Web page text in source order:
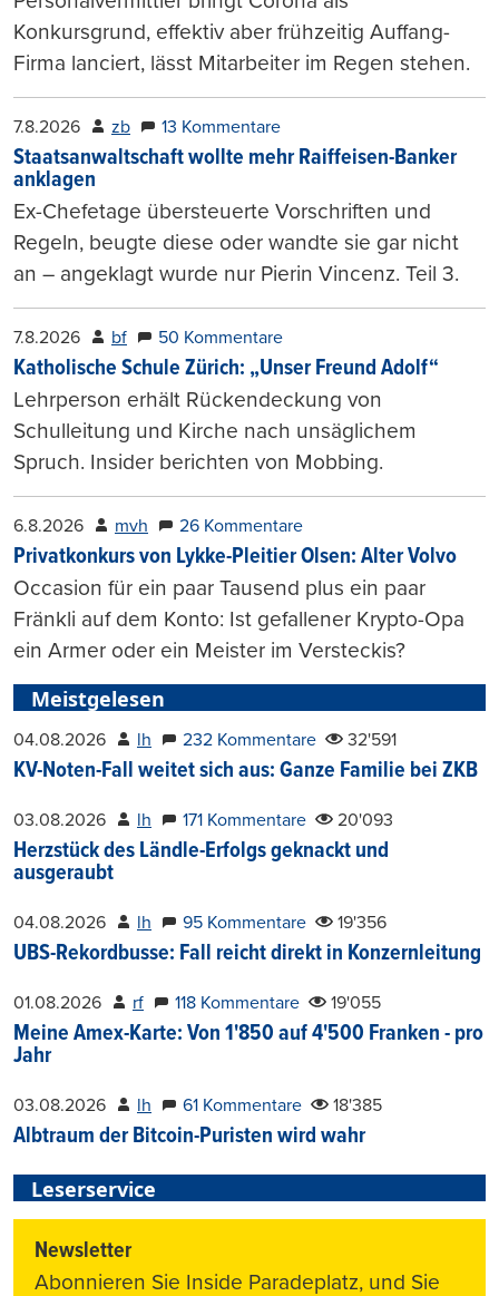
Konkursgrund, effektiv aber frühzeitig Auffang-
Firma lanciert, lässt Mitarbeiter im Regen stehen.
7.8.2026 zb 13 Kommentare
Staatsanwaltschaft wollte mehr Raiffeisen-Banker
anklagen
Ex-Chefetage übersteuerte Vorschriften und
Regeln, beugte diese oder wandte sie gar nicht
an – angeklagt wurde nur Pierin Vincenz. Teil 3.
7.8.2026 bf 50 Kommentare
Katholische Schule Zürich: „Unser Freund Adolf“
Lehrperson erhält Rückendeckung von
Schulleitung und Kirche nach unsäglichem
Spruch. Insider berichten von Mobbing.
6.8.2026 mvh 26 Kommentare
Privatkonkurs von Lykke-Pleitier Olsen: Alter Volvo
Occasion für ein paar Tausend plus ein paar
Fränkli auf dem Konto: Ist gefallener Krypto-Opa
ein Armer oder ein Meister im Versteckis?
Meistgelesen
04.08.2026 lh 232 Kommentare 32'591
KV-Noten-Fall weitet sich aus: Ganze Familie bei ZKB
03.08.2026 lh 171 Kommentare 20'093
Herzstück des Ländle-Erfolgs geknackt und
ausgeraubt
04.08.2026 lh 95 Kommentare 19'356
UBS-Rekordbusse: Fall reicht direkt in Konzernleitung
01.08.2026 rf 118 Kommentare 19'055
Meine Amex-Karte: Von 1'850 auf 4'500 Franken - pro
Jahr
03.08.2026 lh 61 Kommentare 18'385
Albtraum der Bitcoin-Puristen wird wahr
Leserservice
Newsletter
Abonnieren Sie Inside Paradeplatz, und Sie